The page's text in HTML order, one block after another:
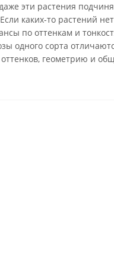
эти растения
каких-то растений
по оттенкам и
одного сорта
геометрию и